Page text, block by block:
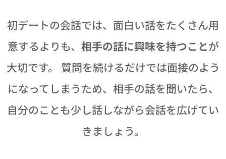
初デートの会話では、面白い話をたくさん用
意するよりも、 相手の話に興味を持つことが
大切です。 質問を続けるだけでは面接のよう
になってしまうため、相手の話を聞いたら、
自分のことも少し話しながら会話を広げてい
きましょう。